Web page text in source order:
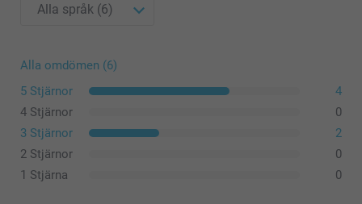
Alla omdömen (6)
5 Stjärnor
4
4 Stjärnor
0
3 Stjärnor
2
2 Stjärnor
0
1 Stjärna
0